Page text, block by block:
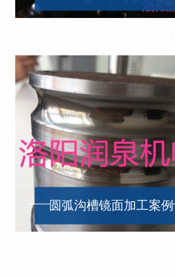
圆弧沟槽镜面加工案例